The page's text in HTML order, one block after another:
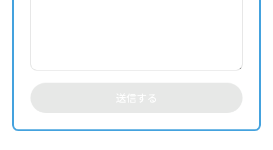
送信する